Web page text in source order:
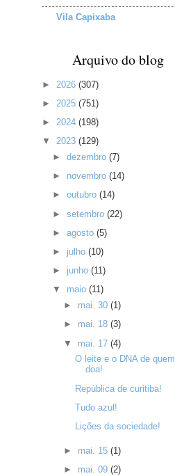
Vila Capixaba
Arquivo do blog
► 2026 (307)
► 2025 (751)
► 2024 (198)
▼ 2023 (129)
►dezembro(7)
► novembro(14)
►outubro(14)
►setembro(22)
►agosto(5)
► julho(10)
► junho(11)
▼ maio(11)
► mai. 30 (1)
► mai. 18 (3)
▼ mai. 17 (4)
O leite e o DNA de quem
doa!
República de curitiba!
Tudo azul!
Lições da sociedade!
► mai. 15 (1)
► mai. 09 (2)